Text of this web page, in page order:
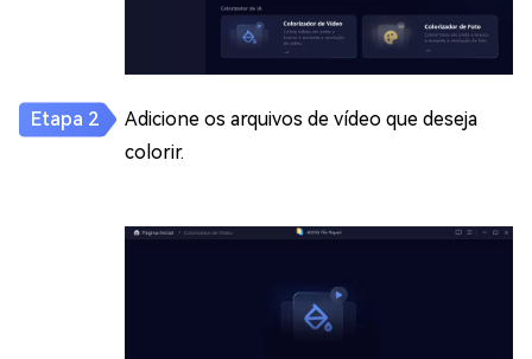
Adicione os arquivos de vídeo que deseja
colorir.